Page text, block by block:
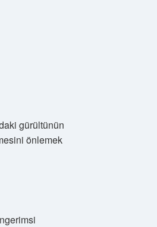
gürültünün
önlemek